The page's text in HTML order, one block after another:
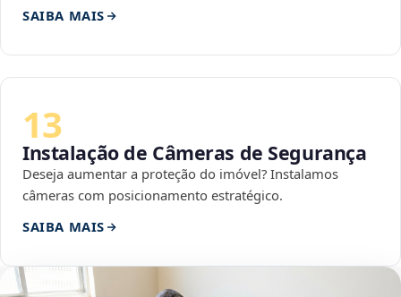
SAIBA MAIS
13
Instalação de Câmeras de Segurança
Deseja aumentar a proteção do imóvel? Instalamos
câmeras com posicionamento estratégico.
SAIBA MAIS